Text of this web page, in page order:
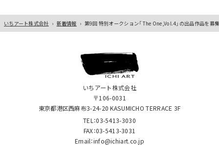
いちアート株式会社 › 新着情報 › 第9回 特別オークション「The One,Vol.4」の出品作品を募
いちアート株式会社
〒106-0031
東京都港区西麻布3-24-20 KASUMICHO TERRACE 3F
TEL：03-5413-3030
FAX：03-5413-3031
Email：info@ichiart.co.jp